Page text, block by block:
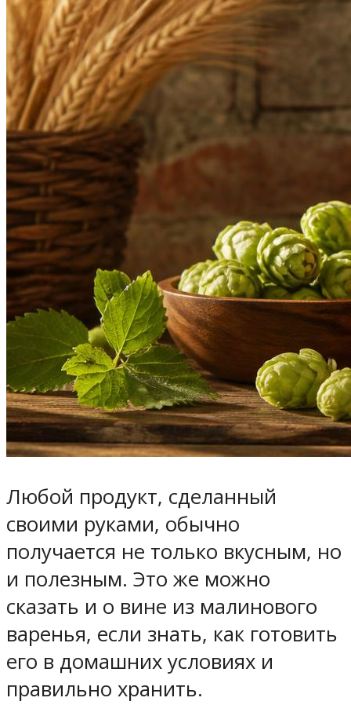
Любой продукт, сделанный
своими руками, обычно
получается не только вкусным, но
и полезным. Это же можно
сказать и о вине из малинового
варенья, если знать, как готовить
его в домашних условиях и
правильно хранить.